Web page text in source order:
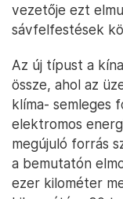
vezetője ezt
sávfelfestések
Az új típust a
össze, ahol az
klíma- semleges
elektromos
megújuló forrás
a bemutatón
ezer kilométer